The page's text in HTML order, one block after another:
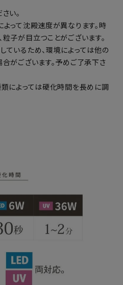
い。
って沈殿速度が異なります。時
子が目立つことがございます。
いるため、環境によっては他の
がございます。予めご了承下さ
によっては硬化時間を長めに調